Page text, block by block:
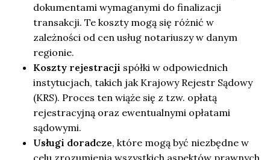
dokumentami wymaganymi do finalizacji
transakcji. Te koszty mogą się różnić w
zależności od cen usług notariuszy w danym
regionie.
Koszty rejestracji spółki w odpowiednich
instytucjach, takich jak Krajowy Rejestr Sądowy
(KRS). Proces ten wiąże się z tzw. opłatą
rejestracyjną oraz ewentualnymi opłatami
sądowymi.
Usługi doradcze, które mogą być niezbędne w
celu zrozumienia wszystkich aspektów prawnych